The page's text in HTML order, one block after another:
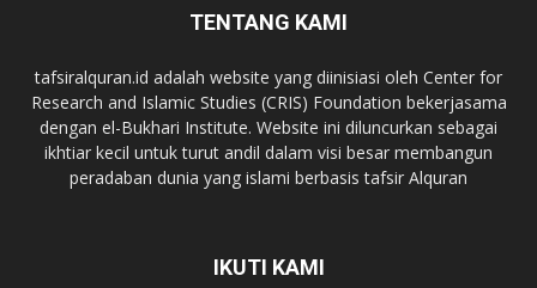
TENTANG KAMI
tafsiralquran.id adalah website yang diinisiasi oleh Center for
Research and Islamic Studies (CRIS) Foundation bekerjasama
dengan el-Bukhari Institute. Website ini diluncurkan sebagai
ikhtiar kecil untuk turut andil dalam visi besar membangun
peradaban dunia yang islami berbasis tafsir Alquran
IKUTI KAMI